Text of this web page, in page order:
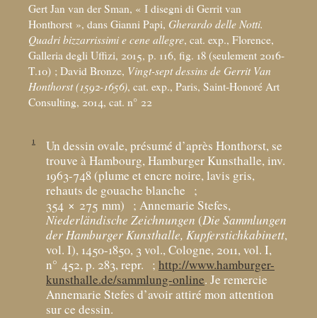
Gert Jan van der Sman, « I disegni di Gerrit van
Honthorst », dans Gianni Papi, Gherardo delle Notti.
Quadri bizzarrissimi e cene allegre, cat. exp., Florence,
Galleria degli Uffizi, 2015, p. 116, fig. 18 (seulement 2016-
T.10) ; David Bronze, Vingt-sept dessins de Gerrit Van
Honthorst (1592-1656), cat. exp., Paris, Saint-Honoré Art
Consulting, 2014, cat. n° 22
1
Un dessin ovale, présumé d’après Honthorst, se
trouve à Hambourg, Hamburger Kunsthalle, inv.
1963-748 (plume et encre noire, lavis gris,
rehauts de gouache blanche
;
354 × 275 mm)
; Annemarie Stefes,
Niederländische Zeichnungen (Die Sammlungen
der Hamburger Kunsthalle, Kupferstichkabinett,
vol. I), 1450-1850, 3 vol., Cologne, 2011, vol. I,
n° 452, p. 283, repr.
; http://www.hamburger-
kunsthalle.de/sammlung-online. Je remercie
Annemarie Stefes d’avoir attiré mon attention
sur ce dessin.